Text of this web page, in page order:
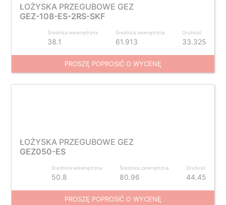
ŁOŻYSKA PRZEGUBOWE GEZ
GEZ-108-ES-2RS-SKF
Średnica wewnętrzna
38.1
Średnica zewnętrzna
61.913
Grubość
33.325
PROSZĘ POPROSIĆ O WYCENĘ
ŁOŻYSKA PRZEGUBOWE GEZ
GEZ050-ES
Średnica wewnętrzna
50.8
Średnica zewnętrzna
80.96
Grubość
44.45
PROSZĘ POPROSIĆ O WYCENĘ